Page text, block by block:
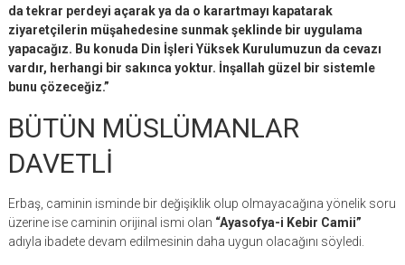
da tekrar perdeyi açarak ya da o karartmayı kapatarak
ziyaretçilerin müşahedesine sunmak şeklinde bir uygulama
yapacağız. Bu konuda Din İşleri Yüksek Kurulumuzun da cevazı
vardır, herhangi bir sakınca yoktur. İnşallah güzel bir sistemle
bunu çözeceğiz.”
BÜTÜN MÜSLÜMANLAR
DAVETLİ
Erbaş, caminin isminde bir değişiklik olup olmayacağına yönelik soru
üzerine ise caminin orijinal ismi olan “Ayasofya-i Kebir Camii”
adıyla ibadete devam edilmesinin daha uygun olacağını söyledi.